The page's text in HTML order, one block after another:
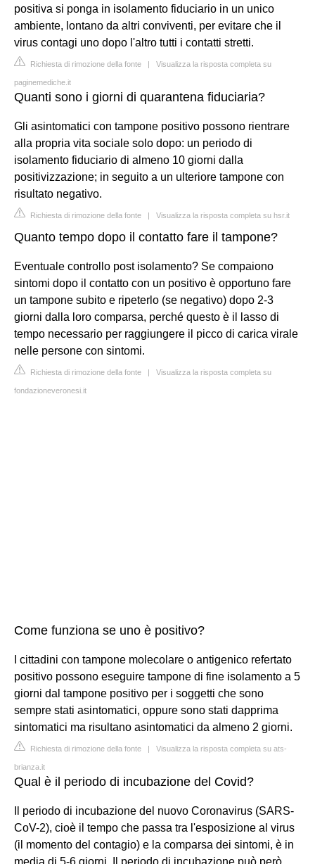
positiva si ponga in isolamento fiduciario in un unico
ambiente, lontano da altri conviventi, per evitare che il
virus contagi uno dopo l'altro tutti i contatti stretti.
Richiesta di rimozione della fonte | Visualizza la risposta completa su
paginemediche.it
Quanti sono i giorni di quarantena fiduciaria?
Gli asintomatici con tampone positivo possono rientrare
alla propria vita sociale solo dopo: un periodo di
isolamento fiduciario di almeno 10 giorni dalla
positivizzazione; in seguito a un ulteriore tampone con
risultato negativo.
Richiesta di rimozione della fonte | Visualizza la risposta completa su hsr.it
Quanto tempo dopo il contatto fare il tampone?
Eventuale controllo post isolamento? Se compaiono
sintomi dopo il contatto con un positivo è opportuno fare
un tampone subito e ripeterlo (se negativo) dopo 2-3
giorni dalla loro comparsa, perché questo è il lasso di
tempo necessario per raggiungere il picco di carica virale
nelle persone con sintomi.
Richiesta di rimozione della fonte | Visualizza la risposta completa su
fondazioneveronesi.it
Come funziona se uno è positivo?
I cittadini con tampone molecolare o antigenico refertato
positivo possono eseguire tampone di fine isolamento a 5
giorni dal tampone positivo per i soggetti che sono
sempre stati asintomatici, oppure sono stati dapprima
sintomatici ma risultano asintomatici da almeno 2 giorni.
Richiesta di rimozione della fonte | Visualizza la risposta completa su ats-
brianza.it
Qual è il periodo di incubazione del Covid?
Il periodo di incubazione del nuovo Coronavirus (SARS-
CoV-2), cioè il tempo che passa tra l'esposizione al virus
(il momento del contagio) e la comparsa dei sintomi, è in
media di 5-6 giorni. Il periodo di incubazione può però